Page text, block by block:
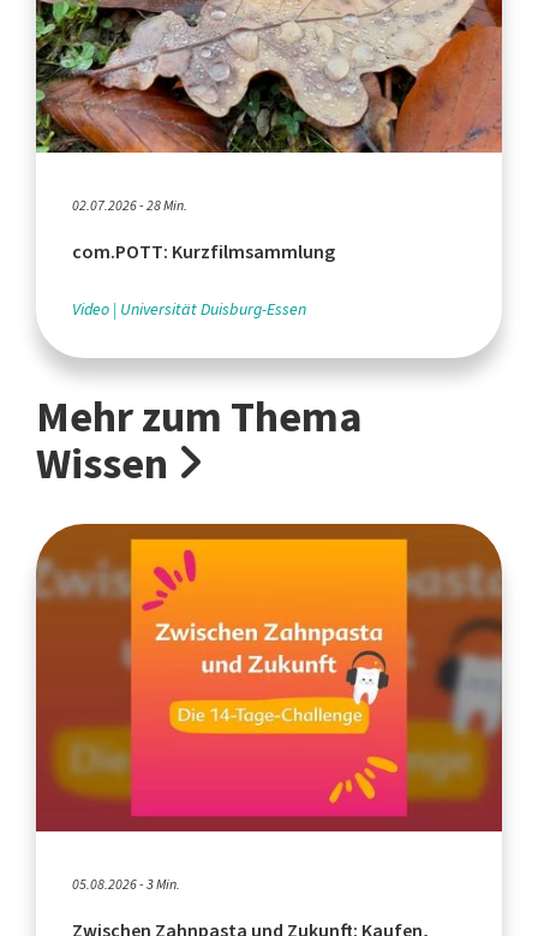
02.07.2026 - 28 Min.
com.POTT: Kurzfilmsammlung
Video Universität Duisburg-Essen
Mehr zum Thema
Wissen
05.08.2026 - 3 Min.
Zwischen Zahnpasta und Zukunft: Kaufen,